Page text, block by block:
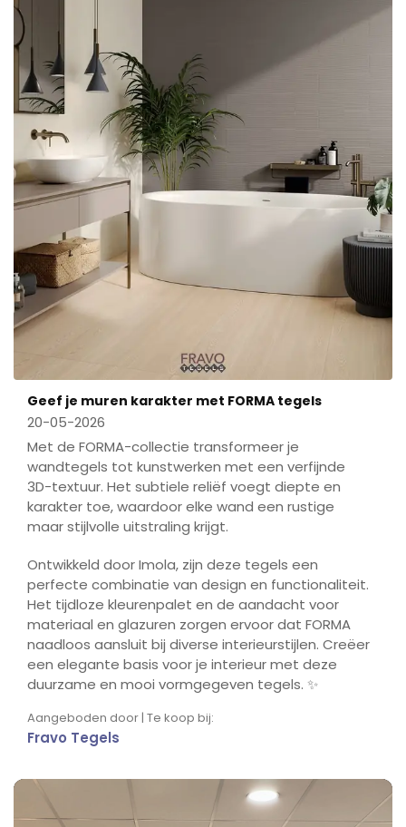
Geef je muren karakter met FORMA tegels
20-05-2026
Met de FORMA-collectie transformeer je
wandtegels tot kunstwerken met een verfijnde
3D-textuur. Het subtiele reliëf voegt diepte en
karakter toe, waardoor elke wand een rustige
maar stijlvolle uitstraling krijgt.
Ontwikkeld door Imola, zijn deze tegels een
perfecte combinatie van design en functionaliteit.
Het tijdloze kleurenpalet en de aandacht voor
materiaal en glazuren zorgen ervoor dat FORMA
naadloos aansluit bij diverse interieurstijlen. Creëer
een elegante basis voor je interieur met deze
duurzame en mooi vormgegeven tegels. ✨
Aangeboden door | Te koop bij:
Fravo Tegels